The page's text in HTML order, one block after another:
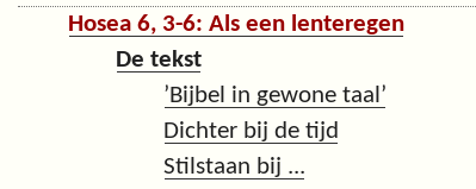
Hosea 6, 3-6: Als een lenteregen
De tekst
’Bijbel in gewone taal’
Dichter bij de tijd
Stilstaan bij ...